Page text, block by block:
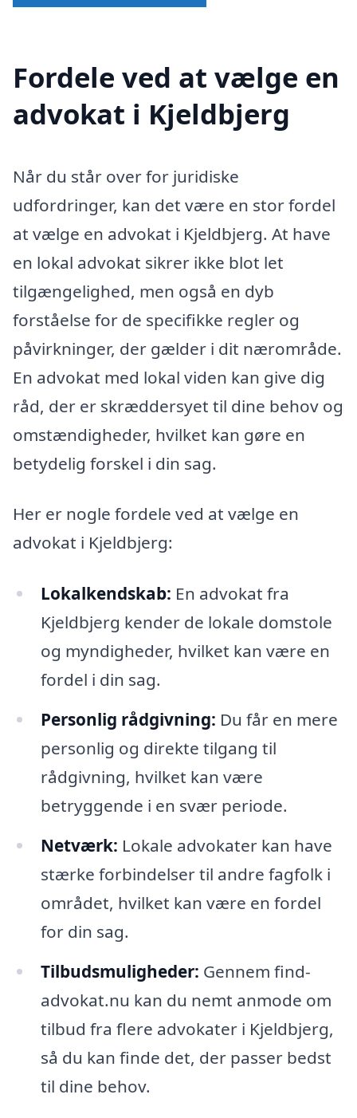
Fordele ved at vælge en
advokat i Kjeldbjerg
Når du står over for juridiske
udfordringer, kan det være en stor fordel
at vælge en advokat i Kjeldbjerg. At have
en lokal advokat sikrer ikke blot let
tilgængelighed, men også en dyb
forståelse for de specifikke regler og
påvirkninger, der gælder i dit nærområde.
En advokat med lokal viden kan give dig
råd, der er skræddersyet til dine behov og
omstændigheder, hvilket kan gøre en
betydelig forskel i din sag.
Her er nogle fordele ved at vælge en
advokat i Kjeldbjerg:
Lokalkendskab: En advokat fra
Kjeldbjerg kender de lokale domstole
og myndigheder, hvilket kan være en
fordel i din sag.
Personlig rådgivning: Du får en mere
personlig og direkte tilgang til
rådgivning, hvilket kan være
betryggende i en svær periode.
Netværk: Lokale advokater kan have
stærke forbindelser til andre fagfolk i
området, hvilket kan være en fordel
for din sag.
Tilbudsmuligheder: Gennem find-
advokat.nu kan du nemt anmode om
tilbud fra flere advokater i Kjeldbjerg,
så du kan finde det, der passer bedst
til dine behov.